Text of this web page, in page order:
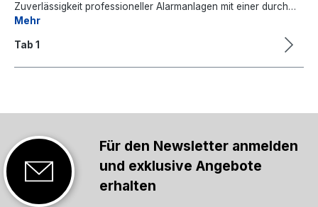
Zuverlässigkeit professioneller Alarmanlagen mit einer durch…
Mehr
Tab 1
Für den Newsletter anmelden
und exklusive Angebote
erhalten